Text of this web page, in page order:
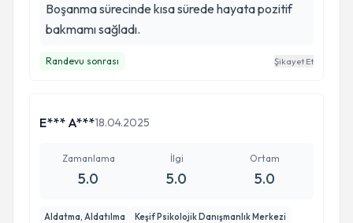
huzurlu ve daha farkında hissediyorum. İyi ki
Sinem Hanımla yollarımız kesişmiz ♥️
Boşanma sürecinde kısa sürede hayata pozitif
bakmamı sağladı.
Randevu sonrası Şikayet Et
E*** A***18.04.2025
Zamanlama
5.0
İlgi
5.0
Ortam
5.0
Aldatma, Aldatılma Keşif Psikolojik Danışmanlık Merkezi